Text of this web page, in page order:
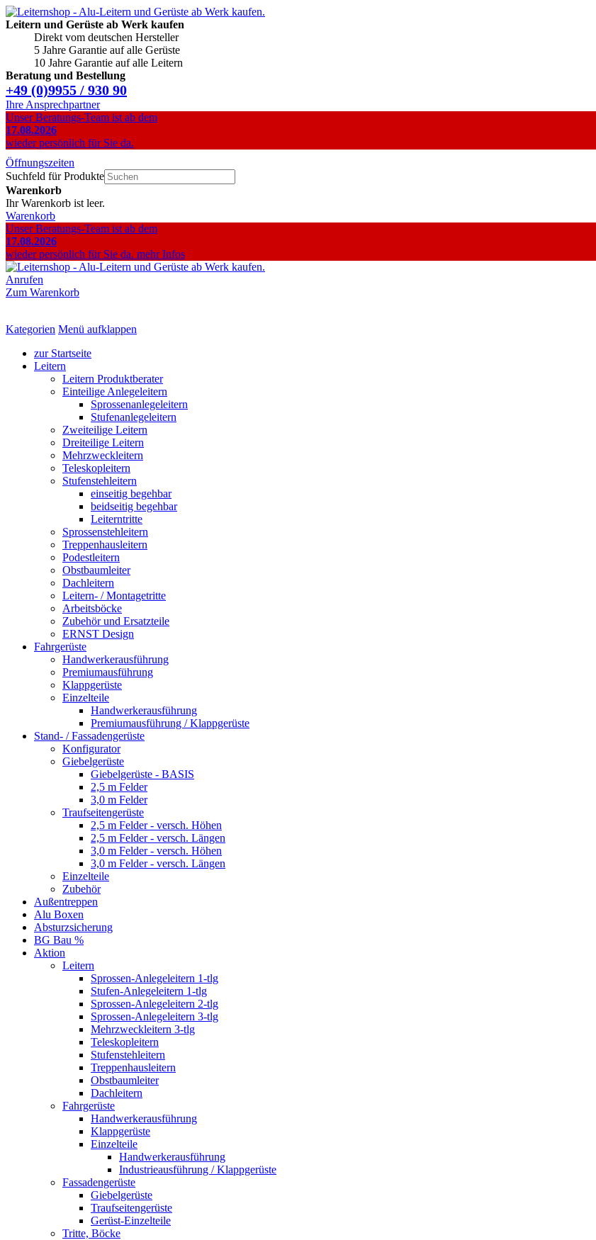
Leitern und Gerüste ab Werk kaufen
Direkt vom deutschen Hersteller
5 Jahre Garantie auf alle Gerüste
10 Jahre Garantie auf alle Leitern
Beratung und Bestellung
+49 (0)9955 / 930 90
Ihre Ansprechpartner
Unser Beratungs-Team ist ab dem
17.08.2026
wieder persönlich für Sie da.
Öffnungszeiten
Suchfeld für Produkte
Warenkorb
Ihr Warenkorb ist leer.
Warenkorb
Unser Beratungs-Team ist ab dem
17.08.2026
wieder persönlich für Sie da. mehr Infos
Anrufen
Zum Warenkorb
Kategorien Menü aufklappen
zur Startseite
Leitern
Leitern Produktberater
Einteilige Anlegeleitern
Sprossenanlegeleitern
Stufenanlegeleitern
Zweiteilige Leitern
Dreiteilige Leitern
Mehrzweckleitern
Teleskopleitern
Stufenstehleitern
einseitig begehbar
beidseitig begehbar
Leiterntritte
Sprossenstehleitern
Treppenhausleitern
Podestleitern
Obstbaumleiter
Dachleitern
Leitern- / Montagetritte
Arbeitsböcke
Zubehör und Ersatzteile
ERNST Design
Fahrgerüste
Handwerkerausführung
Premiumausführung
Klappgerüste
Einzelteile
Handwerkerausführung
Premiumausführung / Klappgerüste
Stand- / Fassadengerüste
Konfigurator
Giebelgerüste
Giebelgerüste - BASIS
2,5 m Felder
3,0 m Felder
Traufseitengerüste
2,5 m Felder - versch. Höhen
2,5 m Felder - versch. Längen
3,0 m Felder - versch. Höhen
3,0 m Felder - versch. Längen
Einzelteile
Zubehör
Außentreppen
Alu Boxen
Absturzsicherung
BG Bau %
Aktion
Leitern
Sprossen-Anlegeleitern 1-tlg
Stufen-Anlegeleitern 1-tlg
Sprossen-Anlegeleitern 2-tlg
Sprossen-Anlegeleitern 3-tlg
Mehrzweckleitern 3-tlg
Teleskopleitern
Stufenstehleitern
Treppenhausleitern
Obstbaumleiter
Dachleitern
Fahrgerüste
Handwerkerausführung
Klappgerüste
Einzelteile
Handwerkerausführung
Industrieausführung / Klappgerüste
Fassadengerüste
Giebelgerüste
Traufseitengerüste
Gerüst-Einzelteile
Tritte, Böcke